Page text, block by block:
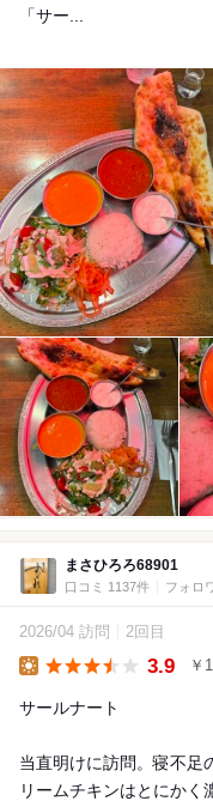
「サー...
まさひろろ68901
口コミ 1137件 フォロ
2026/04 訪問 2回目
3.9 ￥
サールナート
当直明けに訪問。寝不足
リームチキンはとにかく